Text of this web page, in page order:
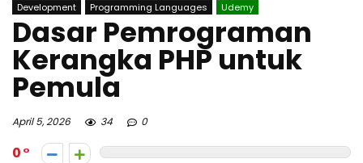
Development Programming Languages Udemy
Dasar Pemrograman
Kerangka PHP untuk
Pemula
April 5, 2026 34 0
0